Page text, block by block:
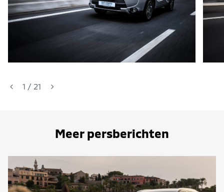
1 / 21
Meer persberichten